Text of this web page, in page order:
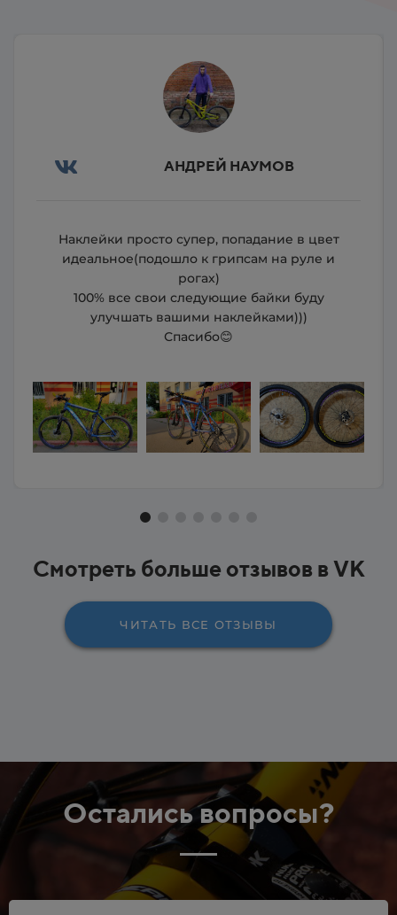
ILIA KUKLIN
Спасибо большое за проделанную работу.
Качество на высоте. Клеится очень легко и
крепко. Из итальянского Condor,
превратился в американский GT.
Спасибо за подарочки.
Смотреть больше отзывов в VK
ЧИТАТЬ ВСЕ ОТЗЫВЫ
Остались вопросы?